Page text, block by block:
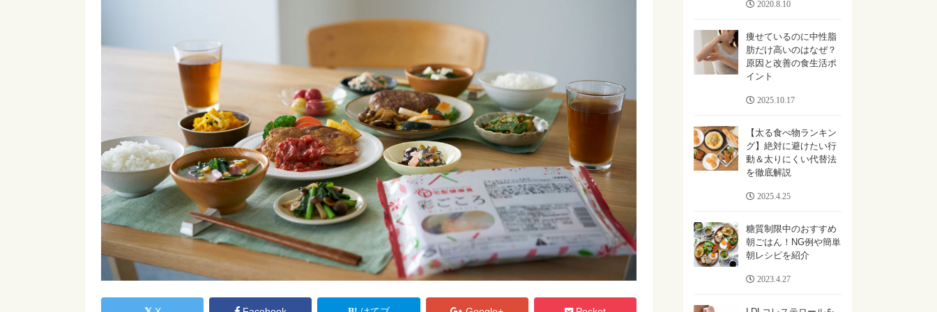
2020.8.10
痩せているのに中性脂
肪だけ高いのはなぜ？
原因と改善の食生活ポ
イント
2025.10.17
【太る食べ物ランキン
グ】絶対に避けたい行
動＆太りにくい代替法
を徹底解説
2025.4.25
糖質制限中のおすすめ
朝ごはん！NG例や簡単
朝レシピを紹介
2023.4.27